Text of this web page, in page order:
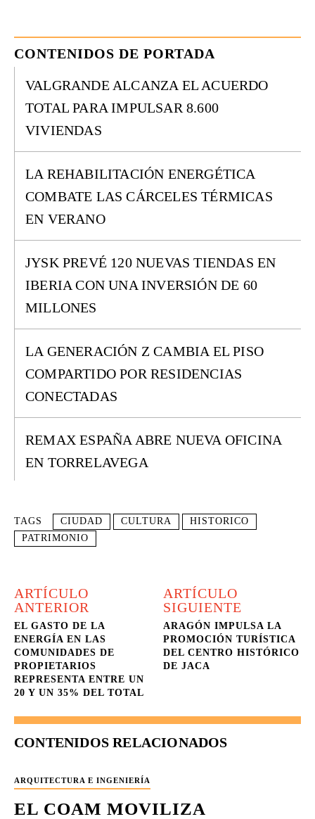
CONTENIDOS DE PORTADA
VALGRANDE ALCANZA EL ACUERDO
TOTAL PARA IMPULSAR 8.600
VIVIENDAS
LA REHABILITACIÓN ENERGÉTICA
COMBATE LAS CÁRCELES TÉRMICAS
EN VERANO
JYSK PREVÉ 120 NUEVAS TIENDAS EN
IBERIA CON UNA INVERSIÓN DE 60
MILLONES
LA GENERACIÓN Z CAMBIA EL PISO
COMPARTIDO POR RESIDENCIAS
CONECTADAS
REMAX ESPAÑA ABRE NUEVA OFICINA
EN TORRELAVEGA
TAGS CIUDAD CULTURA
HISTORICO
PATRIMONIO
ARTÍCULO
ANTERIOR
EL GASTO DE LA
ENERGÍA EN LAS
COMUNIDADES DE
PROPIETARIOS
REPRESENTA ENTRE UN
20 Y UN 35% DEL TOTAL
ARTÍCULO
SIGUIENTE
ARAGÓN IMPULSA LA
PROMOCIÓN TURÍSTICA
DEL CENTRO HISTÓRICO
DE JACA
CONTENIDOS RELACIONADOS
ARQUITECTURA E INGENIERÍA
EL COAM MOVILIZA